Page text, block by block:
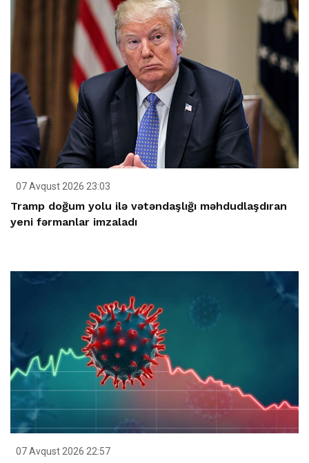
07 Avqust 2026 23:03
Tramp doğum yolu ilə vətəndaşlığı məhdudlaşdıran
yeni fərmanlar imzaladı
07 Avqust 2026 22:57